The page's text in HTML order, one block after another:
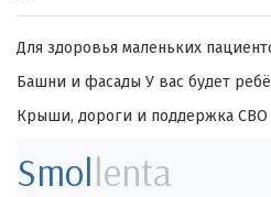
Для здоровья маленьких
Башни и фасады У вас будет
Крыши, дороги и поддержка СВО
Smollenta